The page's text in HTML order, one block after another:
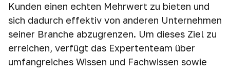
Kunden einen echten Mehrwert zu bieten und
sich dadurch effektiv von anderen Unternehmen
seiner Branche abzugrenzen. Um dieses Ziel zu
erreichen, verfügt das Expertenteam über
umfangreiches Wissen und Fachwissen sowie